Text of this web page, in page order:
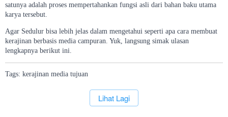
satunya adalah proses mempertahankan fungsi asli dari bahan baku utama
karya tersebut.
Agar Sedulur bisa lebih jelas dalam mengetahui seperti apa cara membuat
kerajinan berbasis media campuran. Yuk, langsung simak ulasan
lengkapnya berikut ini.
Tags: kerajinan media tujuan
`Lihat Lagi